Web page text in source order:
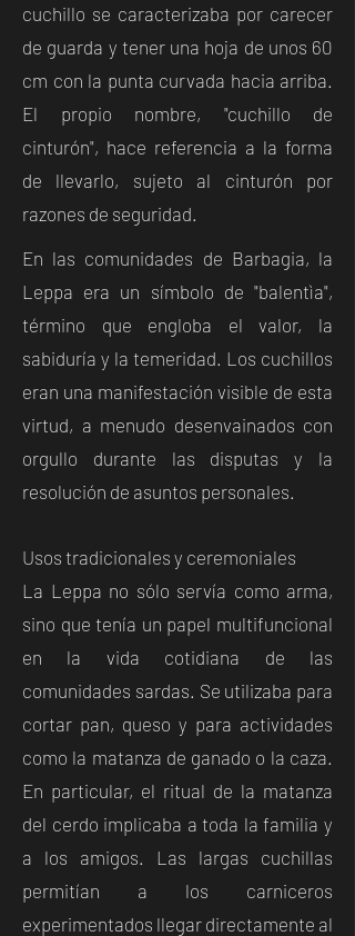
cuchillo se caracterizaba por carecer
de guarda y tener una hoja de unos 60
cm con la punta curvada hacia arriba.
El propio nombre, "cuchillo de
cinturón", hace referencia a la forma
de llevarlo, sujeto al cinturón por
razones de seguridad.
En las comunidades de Barbagia, la
Leppa era un símbolo de "balentìa",
término que engloba el valor, la
sabiduría y la temeridad. Los cuchillos
eran una manifestación visible de esta
virtud, a menudo desenvainados con
orgullo durante las disputas y la
resolución de asuntos personales.
Usos tradicionales y ceremoniales
La Leppa no sólo servía como arma,
sino que tenía un papel multifuncional
en la vida cotidiana de las
comunidades sardas. Se utilizaba para
cortar pan, queso y para actividades
como la matanza de ganado o la caza.
En particular, el ritual de la matanza
del cerdo implicaba a toda la familia y
a los amigos. Las largas cuchillas
permitían a los carniceros
experimentados llegar directamente al